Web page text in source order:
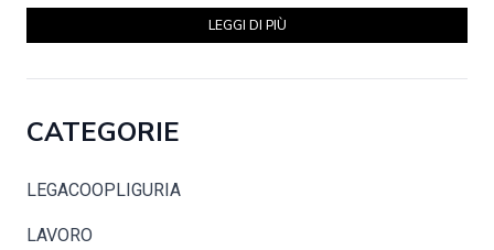
LEGGI DI PIÙ
CATEGORIE
LEGACOOPLIGURIA
LAVORO